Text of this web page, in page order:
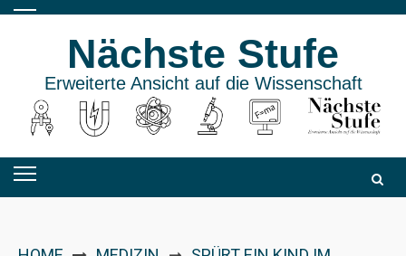
Skip
Nächste Stufe
Erweiterte Ansicht auf die Wissenschaft